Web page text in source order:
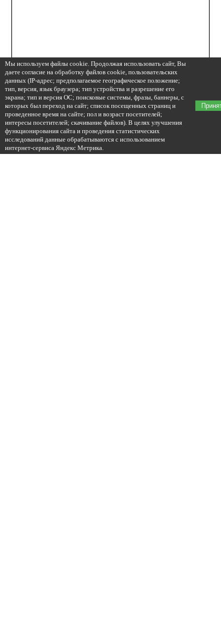
Мы используем файлы cookie. Продолжая использовать сайт, Вы
даете согласие на обработку файлов cookie, пользовательских
данных (IP-адрес; предполагаемое географическое положение;
тип, версия, язык браузера; тип устройства и разрешение его
экрана; тип и версия ОС; поисковые системы, фразы, баннеры, с
которых был переход на сайт; список посещенных страниц и
проведенное время на сайте; пол и возраст посетителей;
интересы посетителей; скачивание файлов). В целях улучшения
функционирования сайта и проведения статистических
исследований данные обрабатываются с использованием
интернет-сервиса Яндекс Метрика.